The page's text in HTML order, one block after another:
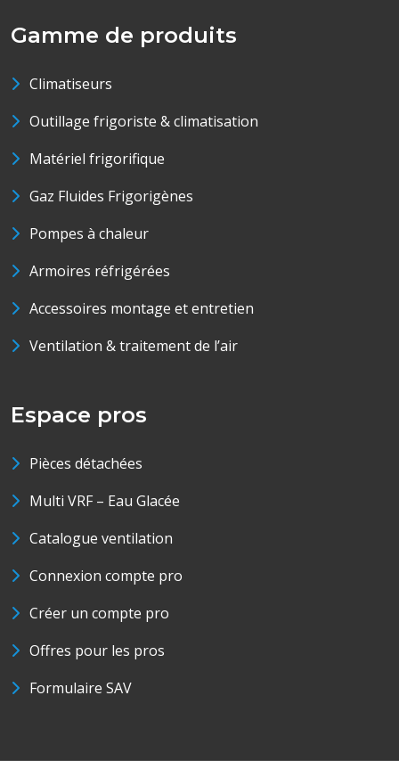
Gamme de produits
Climatiseurs
Outillage frigoriste & climatisation
Matériel frigorifique
Gaz Fluides Frigorigènes
Pompes à chaleur
Armoires réfrigérées
Accessoires montage et entretien
Ventilation & traitement de l’air
Espace pros
Pièces détachées
Multi VRF – Eau Glacée
Catalogue ventilation
Connexion compte pro
Créer un compte pro
Offres pour les pros
Formulaire SAV